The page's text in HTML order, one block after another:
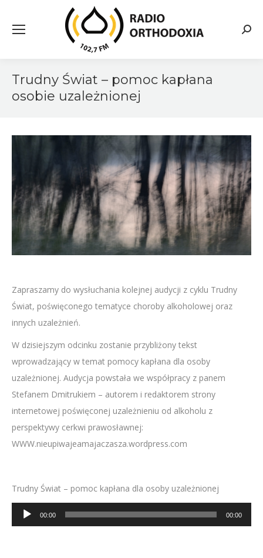
Trudny Świat – pomoc kapłana
osobie uzależnionej
Zapraszamy do wysłuchania kolejnej audycji z cyklu Trudny
Świat, poświęconego tematyce choroby alkoholowej oraz
innych uzależnień.
W dzisiejszym odcinku zostanie przybliżony tekst
wprowadzający w temat pomocy kapłana dla osoby
uzależnionej. Audycja powstała we współpracy z panem
Stefanem Dmitrukiem – autorem i redaktorem strony
internetowej poświęconej uzależnieniu od alkoholu z
perspektywy cerkwi prawosławnej:
WWW.nieupiwajeamajaczasza.wordpress.com
Trudny Świat – pomoc kapłana dla osoby uzależnionej
Odtwarzacz
plików
00:00 00:00